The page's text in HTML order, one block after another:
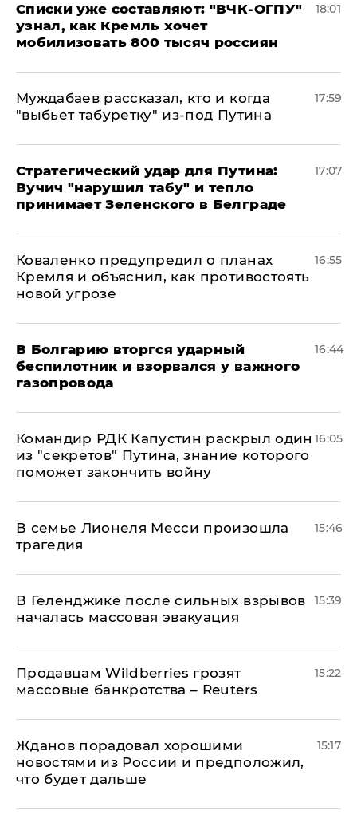
Списки уже составляют: "ВЧК-ОГПУ"
узнал, как Кремль хочет
мобилизовать 800 тысяч россиян
18:01
Муждабаев рассказал, кто и когда
"выбьет табуретку" из-под Путина
17:59
Стратегический удар для Путина:
Вучич "нарушил табу" и тепло
принимает Зеленского в Белграде
17:07
Коваленко предупредил о планах
Кремля и объяснил, как противостоять
новой угрозе
16:55
В Болгарию вторгся ударный
беспилотник и взорвался у важного
газопровода
16:44
Командир РДК Капустин раскрыл один
из "секретов" Путина, знание которого
поможет закончить войну
16:05
В семье Лионеля Месси произошла
трагедия
15:46
В Геленджике после сильных взрывов
началась массовая эвакуация
15:39
Продавцам Wildberries грозят
массовые банкротства – Reuters
15:22
Жданов порадовал хорошими
новостями из России и предположил,
что будет дальше
15:17